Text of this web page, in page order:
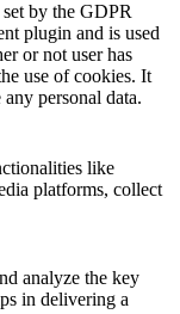
by the GDPR
plugin and is used
or not user has
use of cookies. It
any personal data.
like
platforms, collect
analyze the key
in delivering a